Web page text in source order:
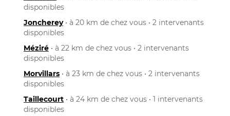
disponibles
Joncherey• à 20 km de chez vous • 2 intervenants
disponibles
Méziré • à 22 km de chez vous • 2 intervenants
disponibles
Morvillars • à 23 km de chez vous • 2 intervenants
disponibles
Taillecourt • à 24 km de chez vous • 1 intervenants
disponibles